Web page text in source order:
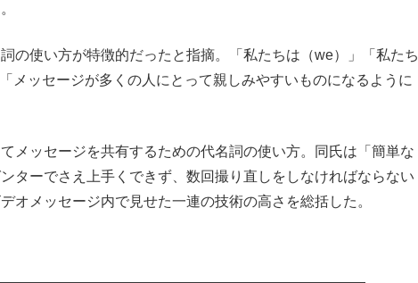
の使い方が特徴的だったと指摘。「私たちは（we）」「私たち
メッセージが多くの人にとって親しみやすいものになるように
メッセージを共有するための代名詞の使い方。同氏は「簡単な
ターでさえ上手くできず、数回撮り直しをしなければならない
オメッセージ内で見せた一連の技術の高さを総括した。